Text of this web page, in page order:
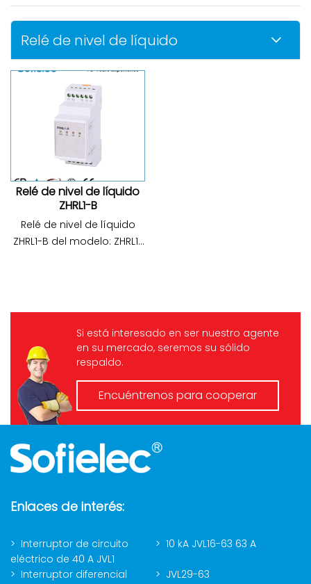
Relé de nivel de líquido
Relé de nivel de líquido
ZHRL1-B
Relé de nivel de líquido
ZHRL1-B del modelo: ZHRL1-
Si está interesado en ser nuestro agente
en su mercado, seremos su sólido
respaldo.
Encuéntrenos para cooperar
Enlaces de interés:
Interruptor de circuito
eléctrico de 40 A JVL1
10 kA JVL16-63 63 A
Interruptor diferencial
JVL29-63